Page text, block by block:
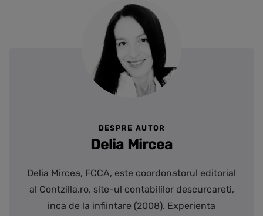
DESPRE AUTOR
Delia Mircea
Delia Mircea, FCCA, este coordonatorul editorial
al Contzilla.ro, site-ul contabililor descurcareti,
inca de la infiintare (2008). Experienta